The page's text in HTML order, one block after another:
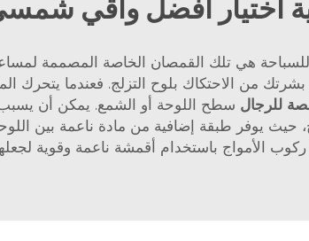
اختيار أفضل واقي
هي تلك القمصان الخاصة المصممة لمساعدة
بشرتك من الاحتكاك بلوح التزلج. فعندما
للرجال سطح اللوحة أو الشمع. يمكن أن يسبب
حيث يوفر طبقة إضافية من مادة ناعمة بين
الأمواج باستخدام أقمشة ناعمة وقوية